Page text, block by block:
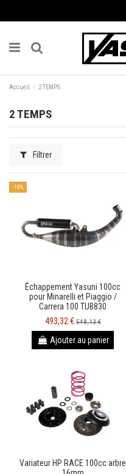
Accueil 2 TEMPS
2 TEMPS
Filtrer
-10%
Échappement Yasuni 100cc
pour Minarelli et Piaggio /
Carrera 100 TUB830
493,32 € 548,13 €
Ajouter au panier
Variateur HP RACE 100cc arbre